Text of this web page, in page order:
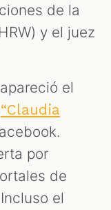
de la
y el juez
el
“Claudia
por
de
el